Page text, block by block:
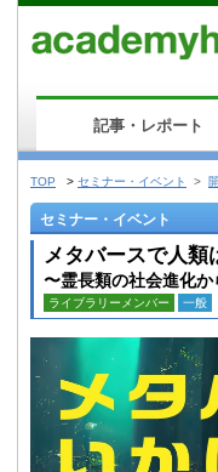
記事・レポート
TOP > セミナー・イベント >
セミナー・イベント
メタバースで人類
〜霊⻑類の社会進化
ライブラリーメンバー 一般